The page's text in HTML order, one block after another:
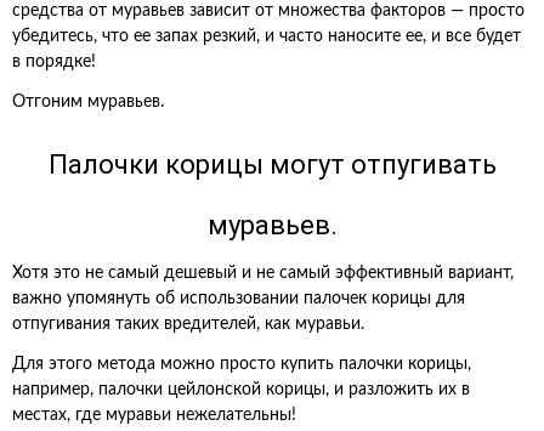
средства от муравьев зависит от множества факторов — просто
убедитесь, что ее запах резкий, и часто наносите ее, и все будет
в порядке!
Отгоним муравьев.
Палочки корицы могут отпугивать
муравьев.
Хотя это не самый дешевый и не самый эффективный вариант,
важно упомянуть об использовании палочек корицы для
отпугивания таких вредителей, как муравьи.
Для этого метода можно просто купить палочки корицы,
например, палочки цейлонской корицы, и разложить их в
местах, где муравьи нежелательны!